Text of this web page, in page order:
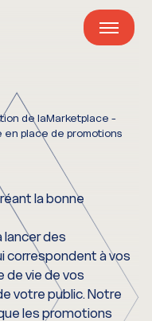
de laMarketplace -
en place de promotions
la bonne
lancer des
correspondent à vos
de vie de vos
votre public. Notre
les promotions